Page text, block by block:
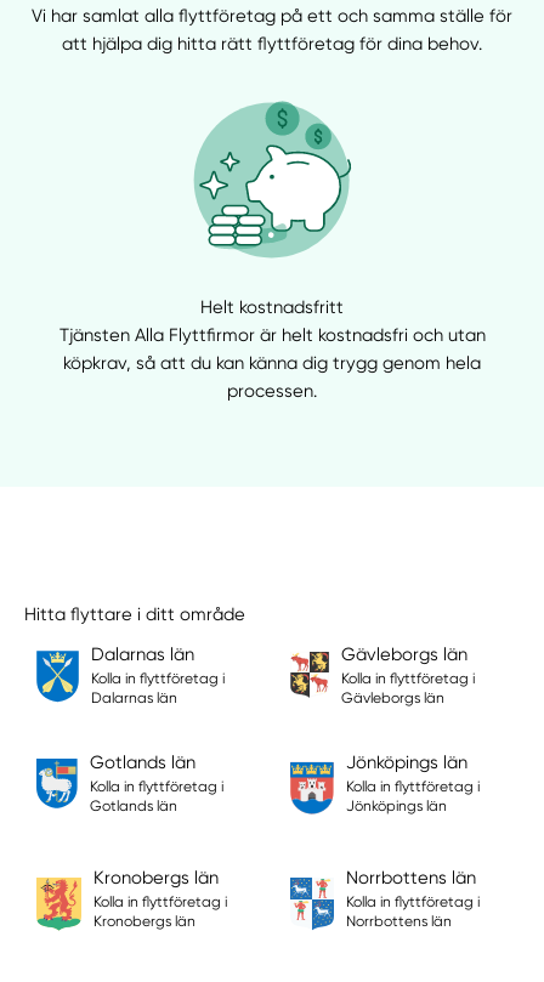
Vi har samlat alla flyttföretag på ett och samma ställe för
att hjälpa dig hitta rätt flyttföretag för dina behov.
Helt kostnadsfritt
Tjänsten Alla Flyttfirmor är helt kostnadsfri och utan
köpkrav, så att du kan känna dig trygg genom hela
processen.
Hitta flyttare i ditt område
Dalarnas län
Kolla in flyttföretag i
Dalarnas län
Gävleborgs län
Kolla in flyttföretag i
Gävleborgs län
Gotlands län
Kolla in flyttföretag i
Gotlands län
Jönköpings län
Kolla in flyttföretag i
Jönköpings län
Kronobergs län
Kolla in flyttföretag i
Kronobergs län
Norrbottens län
Kolla in flyttföretag i
Norrbottens län